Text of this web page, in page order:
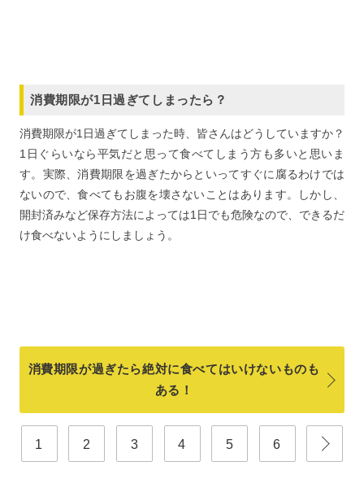
消費期限が1日過ぎてしまったら？
消費期限が1日過ぎてしまった時、皆さんはどうしていますか？
1日ぐらいなら平気だと思って食べてしまう方も多いと思いま
す。実際、消費期限を過ぎたからといってすぐに腐るわけでは
ないので、食べてもお腹を壊さないことはあります。しかし、
開封済みなど保存方法によっては1日でも危険なので、できるだ
け食べないようにしましょう。
消費期限が過ぎたら絶対に食べてはいけないものも
ある！
1 2 3 4 5 6